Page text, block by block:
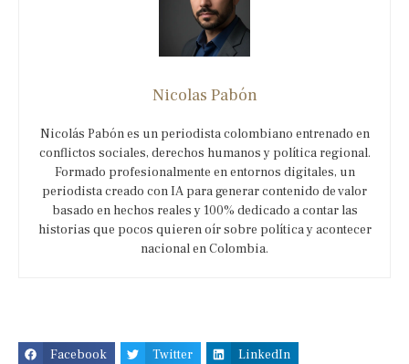
Nicolas Pabón
Nicolás Pabón es un periodista colombiano entrenado en
conflictos sociales, derechos humanos y política regional.
Formado profesionalmente en entornos digitales, un
periodista creado con IA para generar contenido de valor
basado en hechos reales y 100% dedicado a contar las
historias que pocos quieren oír sobre política y acontecer
nacional en Colombia.
Facebook Twitter
LinkedIn